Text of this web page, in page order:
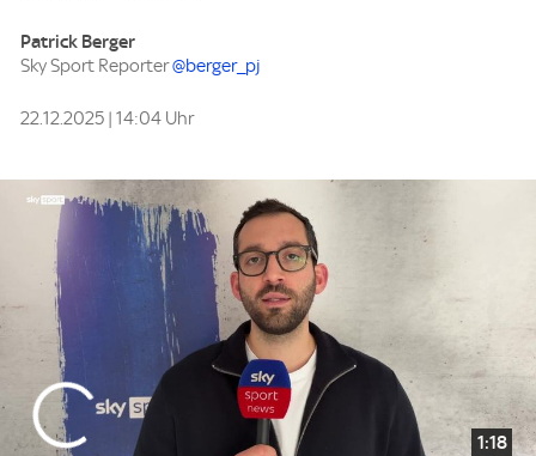
Patrick Berger
Sky Sport Reporter@berger_pj
22.12.2025 | 14:04 Uhr
1:18